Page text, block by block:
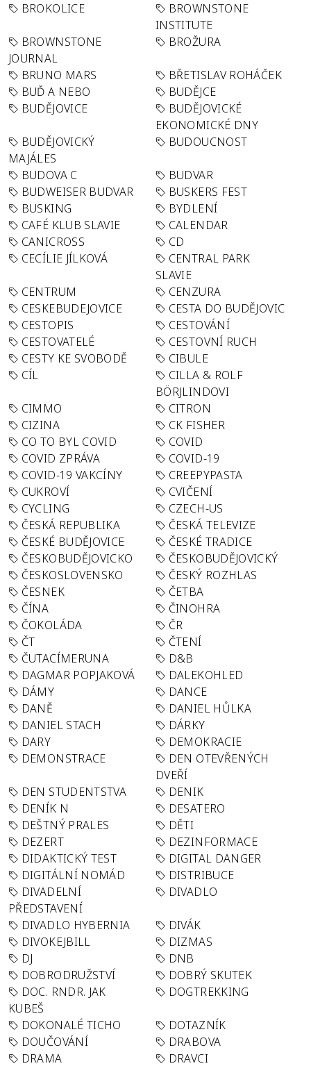
BROKOLICE
BROWNSTONE
INSTITUTE
BROWNSTONE
JOURNAL
BROŽURA
BRUNO MARS
BŘETISLAV ROHÁČEK
BUĎ A NEBO
BUDĚJCE
BUDĚJOVICE
BUDĚJOVICKÉ
EKONOMICKÉ DNY
BUDĚJOVICKÝ
MAJÁLES
BUDOUCNOST
BUDOVA C
BUDVAR
BUDWEISER BUDVAR
BUSKERS FEST
BUSKING
BYDLENÍ
CAFÉ KLUB SLAVIE
CALENDAR
CANICROSS
CD
CECÍLIE JÍLKOVÁ
CENTRAL PARK
SLAVIE
CENTRUM
CENZURA
CESKEBUDEJOVICE
CESTA DO BUDĚJOVIC
CESTOPIS
CESTOVÁNÍ
CESTOVATELÉ
CESTOVNÍ RUCH
CESTY KE SVOBODĚ
CIBULE
CÍL
CILLA & ROLF
BÖRJLINDOVI
CIMMO
CITRON
CIZINA
CK FISHER
CO TO BYL COVID
COVID
COVID ZPRÁVA
COVID-19
COVID-19 VAKCÍNY
CREEPYPASTA
CUKROVÍ
CVIČENÍ
CYCLING
CZECH-US
ČESKÁ REPUBLIKA
ČESKÁ TELEVIZE
ČESKÉ BUDĚJOVICE
ČESKÉ TRADICE
ČESKOBUDĚJOVICKO
ČESKOBUDĚJOVICKÝ
ČESKOSLOVENSKO
ČESKÝ ROZHLAS
ČESNEK
ČETBA
ČÍNA
ČINOHRA
ČOKOLÁDA
ČR
ČT
ČTENÍ
ČUTACÍMERUNA
D&B
DAGMAR POPJAKOVÁ
DALEKOHLED
DÁMY
DANCE
DANĚ
DANIEL HŮLKA
DANIEL STACH
DÁRKY
DARY
DEMOKRACIE
DEMONSTRACE
DEN OTEVŘENÝCH
DVEŘÍ
DEN STUDENTSTVA
DENIK
DENÍK N
DESATERO
DEŠTNÝ PRALES
DĚTI
DEZERT
DEZINFORMACE
DIDAKTICKÝ TEST
DIGITAL DANGER
DIGITÁLNÍ NOMÁD
DISTRIBUCE
DIVADELNÍ
PŘEDSTAVENÍ
DIVADLO
DIVADLO HYBERNIA
DIVÁK
DIVOKEJBILL
DIZMAS
DJ
DNB
DOBRODRUŽSTVÍ
DOBRÝ SKUTEK
DOC. RNDR. JAK
KUBEŠ
DOGTREKKING
DOKONALÉ TICHO
DOTAZNÍK
DOUČOVÁNÍ
DRABOVA
DRAMA
DRAVCI